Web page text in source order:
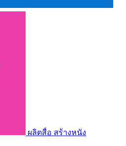
ผลิตสื่อ สร้างหนัง